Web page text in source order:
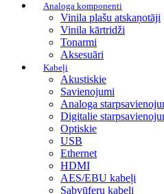
Analoga komponenti
Vinila plašu atskaņotāji
Vinila kārtridži
Tonarmi
Aksesuāri
Kabeļi
Akustiskie
Savienojumi
Analoga
Digitalie
Optiskie
USB
Ethernet
HDMI
AES/EBU kabeļi
Sabvūferu kabeļi